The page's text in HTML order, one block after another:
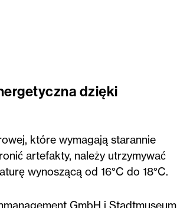
dzięki
które wymagają starannie
artefakty, należy utrzymywać
wynoszącą od 16°C do 18°C.
GmbH i Stadtmuseum